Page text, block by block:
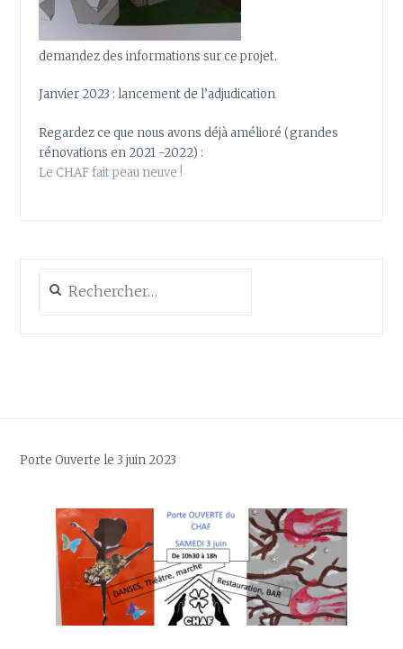
demandez des informations sur ce projet.
Janvier 2023 : lancement de l’adjudication
Regardez ce que nous avons déjà amélioré (grandes
rénovations en 2021 -2022) :
Le CHAF fait peau neuve !
Porte Ouverte le 3 juin 2023